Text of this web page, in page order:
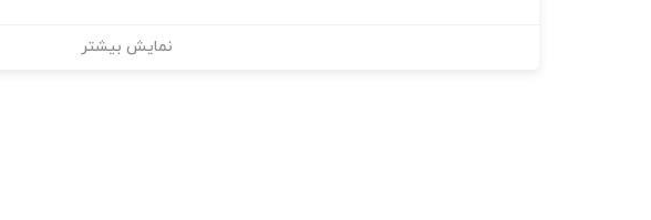
نمایش بیشتر